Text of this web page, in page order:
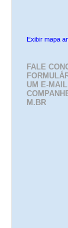
Exibir mapa
FALE
UM E-
M.BR